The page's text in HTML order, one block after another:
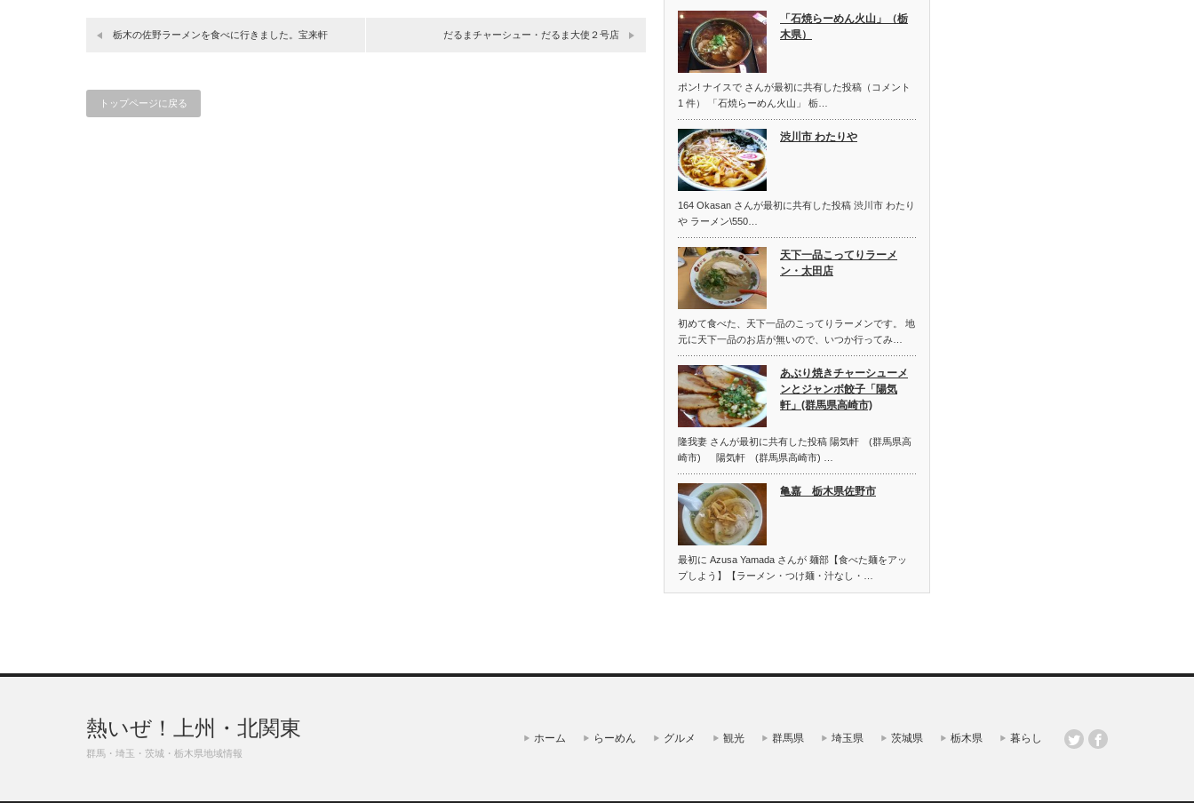
栃木の佐野ラーメンを食べに行きました。宝来軒 だるまチャーシュー ・だるま大使２号店
トップページに戻る
「石焼らーめん火山」（栃
木県）
ポン! ナイスで さんが最初に共有した投稿（コメント
1 件） 「石焼らーめん火山」 栃…
渋川市 わたりや
164 Okasan さんが最初に共有した投稿 渋川市 わたり
や ラーメン\550…
天下一品こってりラーメ
ン・太田店
初めて食べた、天下一品のこってりラーメンです。 地
元に天下一品のお店が無いので、いつか行ってみ…
あぶり焼きチャーシューメ
ンとジャンボ餃子「陽気
軒」(群馬県高崎市)
隆我妻 さんが最初に共有した投稿 陽気軒 (群馬県高
崎市) 陽気軒 (群馬県高崎市) …
亀嘉 栃木県佐野市
最初に Azusa Yamada さんが 麺部【食べた麺をアッ
プしよう】【ラーメン・つけ麺・汁なし・…
熱いぜ！上州・北関東
群馬・埼玉・茨城・栃木県地域情報
ホーム らーめん グルメ 観光 群馬県 埼玉県 茨城県 栃木県 暮らし